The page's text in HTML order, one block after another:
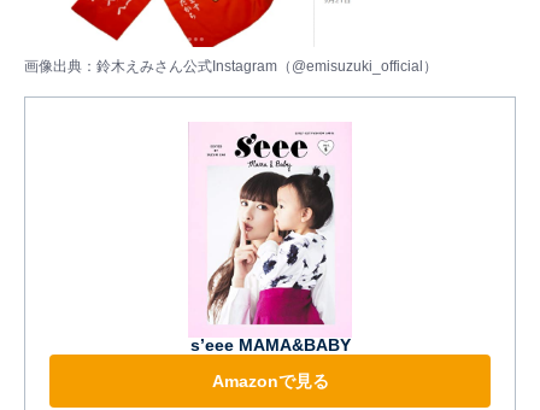
画像出典：鈴木えみさん公式Instagram（ @emisuzuki_official ）
s’eee MAMA&BABY
Amazonで見る